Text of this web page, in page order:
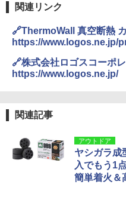
関連リンク
🔗ThermoWall 真空断熱
https://www.logos.ne.jp/
🔗株式会社ロゴスコーポ
https://www.logos.ne.jp/
関連記事
アウトドア
ヤシガラ成
入でもう1
簡単着火＆